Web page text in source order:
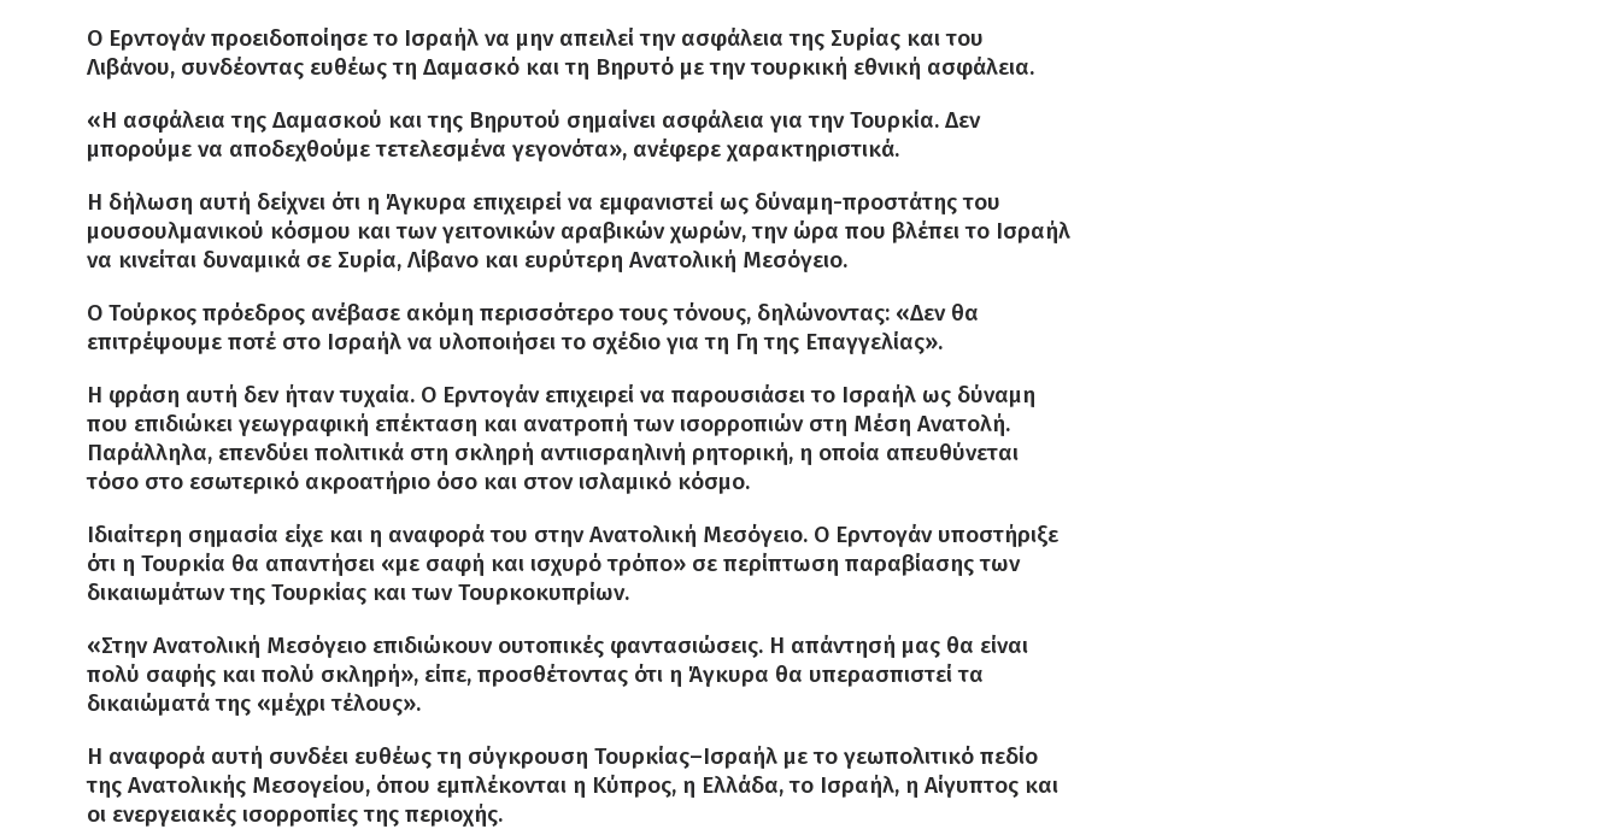
Ο Ερντογάν προειδοποίησε το Ισραήλ να μην απειλεί την ασφάλεια της Συρίας και του
Λιβάνου, συνδέοντας ευθέως τη Δαμασκό και τη Βηρυτό με την τουρκική εθνική ασφάλεια.
«Η ασφάλεια της Δαμασκού και της Βηρυτού σημαίνει ασφάλεια για την Τουρκία. Δεν
μπορούμε να αποδεχθούμε τετελεσμένα γεγονότα», ανέφερε χαρακτηριστικά.
Η δήλωση αυτή δείχνει ότι η Άγκυρα επιχειρεί να εμφανιστεί ως δύναμη-προστάτης του
μουσουλμανικού κόσμου και των γειτονικών αραβικών χωρών, την ώρα που βλέπει το Ισραήλ
να κινείται δυναμικά σε Συρία, Λίβανο και ευρύτερη Ανατολική Μεσόγειο.
Ο Τούρκος πρόεδρος ανέβασε ακόμη περισσότερο τους τόνους, δηλώνοντας: «Δεν θα
επιτρέψουμε ποτέ στο Ισραήλ να υλοποιήσει το σχέδιο για τη Γη της Επαγγελίας».
Η φράση αυτή δεν ήταν τυχαία. Ο Ερντογάν επιχειρεί να παρουσιάσει το Ισραήλ ως δύναμη
που επιδιώκει γεωγραφική επέκταση και ανατροπή των ισορροπιών στη Μέση Ανατολή.
Παράλληλα, επενδύει πολιτικά στη σκληρή αντιισραηλινή ρητορική, η οποία απευθύνεται
τόσο στο εσωτερικό ακροατήριο όσο και στον ισλαμικό κόσμο.
Ιδιαίτερη σημασία είχε και η αναφορά του στην Ανατολική Μεσόγειο. Ο Ερντογάν υποστήριξε
ότι η Τουρκία θα απαντήσει «με σαφή και ισχυρό τρόπο» σε περίπτωση παραβίασης των
δικαιωμάτων της Τουρκίας και των Τουρκοκυπρίων.
«Στην Ανατολική Μεσόγειο επιδιώκουν ουτοπικές φαντασιώσεις. Η απάντησή μας θα είναι
πολύ σαφής και πολύ σκληρή», είπε, προσθέτοντας ότι η Άγκυρα θα υπερασπιστεί τα
δικαιώματά της «μέχρι τέλους».
Η αναφορά αυτή συνδέει ευθέως τη σύγκρουση Τουρκίας–Ισραήλ με το γεωπολιτικό πεδίο
της Ανατολικής Μεσογείου, όπου εμπλέκονται η Κύπρος, η Ελλάδα, το Ισραήλ, η Αίγυπτος και
οι ενεργειακές ισορροπίες της περιοχής.